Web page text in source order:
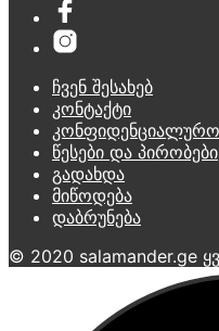
ჩვენ შესახებ
კონტაქტი
წესები და პირობები
გადახდა
მიწოდება
დაბრუნება
© 2020 salamander.ge